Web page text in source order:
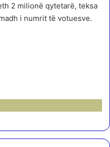
2 milionë qytetarë, teksa
i numrit të votuesve.